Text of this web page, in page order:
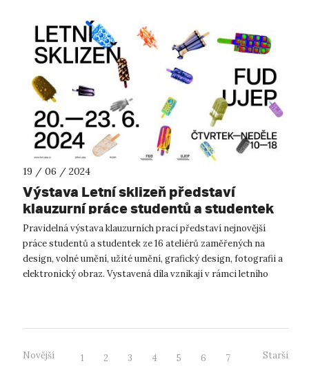
19 / 06 / 2024
Výstava Letní sklizeň představí
klauzurní práce studentů a studentek
Fakulty umění a designu UJEP
Pravidelná výstava klauzurních prací představí nejnovější
práce studentů a studentek ze 16 ateliérů zaměřených na
design, volné umění, užité umění, grafický design, fotografii a
elektronický obraz. Vystavená díla vznikají v rámci letního
Novější 1 2 3 4 5 6
7
Starší